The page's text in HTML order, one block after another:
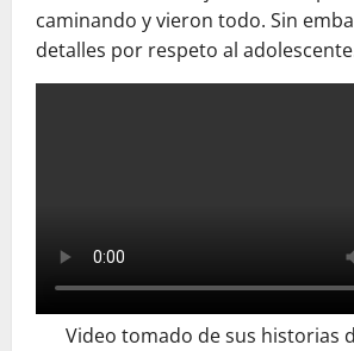
caminando y vieron todo. Sin
detalles por respeto al
Video tomado de sus historias